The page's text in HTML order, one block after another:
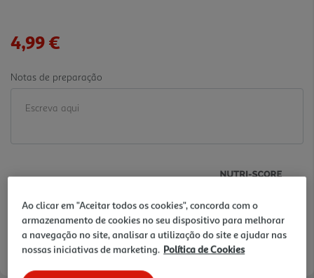
como este ingrediente versátil pode levar os teus
brilhe com a nossa soja de qualidade!
4,99 €
Notas de preparação
Ao clicar em "Aceitar todos os cookies", concorda com o
armazenamento de cookies no seu dispositivo para melhorar
a navegação no site, analisar a utilização do site e ajudar nas
nossas iniciativas de marketing. Política de Cookies